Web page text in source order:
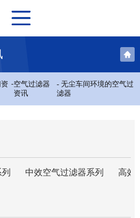
-空气过滤器
资讯
- 无尘车间环境的空气过
滤器
中效空气过滤器系列 高效